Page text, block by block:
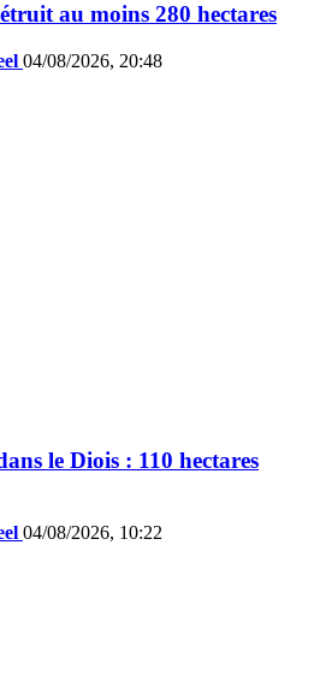
au moins 280 hectares
04/08/2026, 20:48
le Diois : 110 hectares
04/08/2026, 10:22